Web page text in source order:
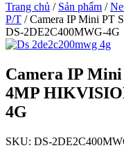
Trang chủ / Sản phẩm /
P/T / Camera IP Mini PT
DS-2DE2C400MWG-4G
Camera IP
4MP
4G
SKU: DS-